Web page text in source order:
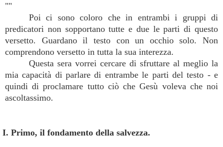
""
Poi ci sono coloro che in entrambi i gruppi di
predicatori non sopportano tutte e due le parti di questo
versetto. Guardano il testo con un occhio solo. Non
comprendono versetto in tutta la sua interezza.
Questa sera vorrei cercare di sfruttare al meglio la
mia capacità di parlare di entrambe le parti del testo - e
quindi di proclamare tutto ciò che Gesù voleva che noi
ascoltassimo.
I. Primo, il fondamento della salvezza.